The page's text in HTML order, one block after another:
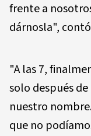
frente a
dárnosla",
"A las 7,
solo después
nuestro
que no